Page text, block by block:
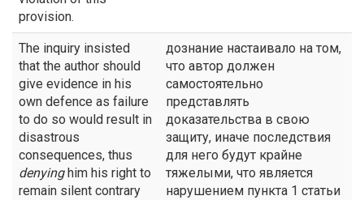
provision.
The inquiry insisted
that the author should
give evidence in his
own defence as failure
to do so would result in
disastrous
consequences, thus
denyinghim his right to
remain silent contrary
дознание настаивало на том,
что автор должен
самостоятельно
представлять
доказательства в свою
защиту, иначе последствия
для него будут крайне
тяжелыми, что является
нарушением пункта 1 статьи